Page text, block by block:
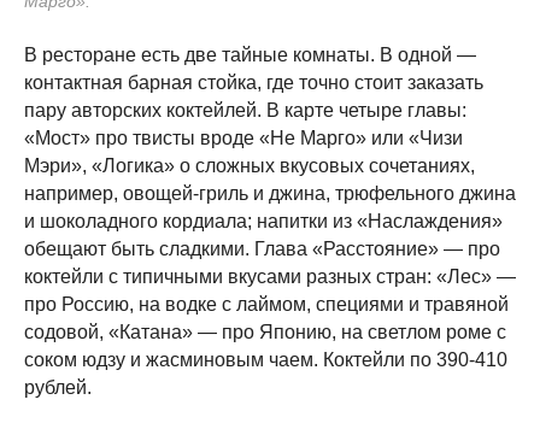
В ресторане есть две тайные комнаты. В одной —
контактная барная стойка, где точно стоит заказать
пару авторских коктейлей. В карте четыре главы:
«Мост» про твисты вроде «Не Марго» или «Чизи
Мэри», «Логика» о сложных вкусовых сочетаниях,
например, овощей-гриль и джина, трюфельного джина
и шоколадного кордиала; напитки из «Наслаждения»
обещают быть сладкими. Глава «Расстояние» — про
коктейли с типичными вкусами разных стран: «Лес» —
про Россию, на водке с лаймом, специями и травяной
содовой, «Катана» — про Японию, на светлом роме с
соком юдзу и жасминовым чаем. Коктейли по 390-410
рублей.